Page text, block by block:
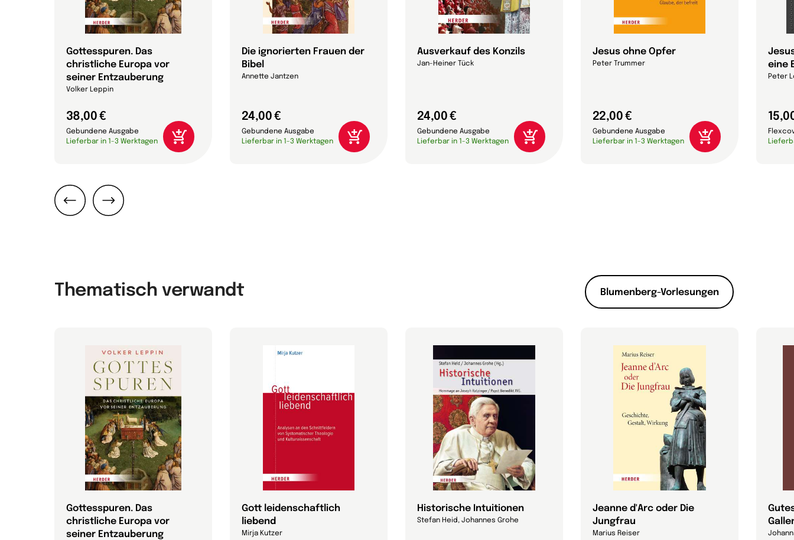
Gottesspuren. Das
christliche Europa vor
seiner Entzauberung
Volker Leppin
38,00 €
Gebundene Ausgabe
Lieferbar in 1-3 Werktagen
Die ignorierten Frauen der
Bibel
Annette Jantzen
24,00 €
Gebundene Ausgabe
Lieferbar in 1-3 Werktagen
Ausverkauf des Konzils
Jan-Heiner Tück
24,00 €
Gebundene Ausgabe
Lieferbar in 1-3 Werktagen
Jesus ohne Opfer
Peter Trummer
22,00 €
Gebundene Ausgabe
Lieferbar in 1-3 Werktagen
eine
Peter
Thematisch verwandt Blumenberg-Vorlesungen
Gottesspuren. Das
christliche Europa vor
seiner Entzauberung
Gott leidenschaftlich
liebend
Mirja Kutzer
Historische Intuitionen
Stefan Heid, Johannes Grohe
Jeanne d'Arc oder Die
Jungfrau
Marius Reiser